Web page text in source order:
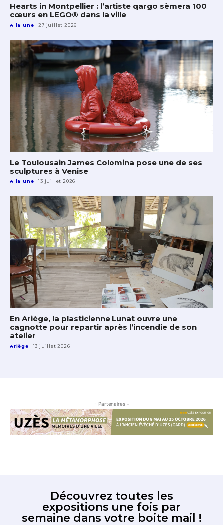
Hearts in Montpellier : l’artiste qargo sèmera 100
cœurs en LEGO® dans la ville
A la une 27 juillet 2026
Le Toulousain James Colomina pose une de ses
sculptures à Venise
A la une 13 juillet 2026
En Ariège, la plasticienne Lunat ouvre une
cagnotte pour repartir après l’incendie de son
atelier
Ariège 13 juillet 2026
- Partenaires -
Découvrez toutes les
expositions une fois par
semaine dans votre boite mail !